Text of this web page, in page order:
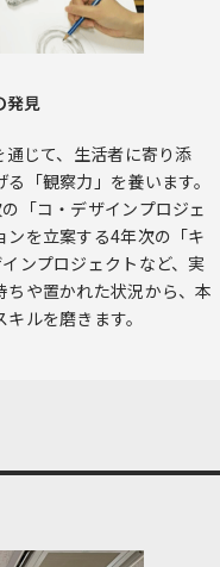
発見
じて、生活者に寄り添
「観察力」を養います。
「コ・デザインプロジェ
ンを立案する4年次の「キ
ンプロジェクトなど、実
や置かれた状況から、本
ルを磨きます。